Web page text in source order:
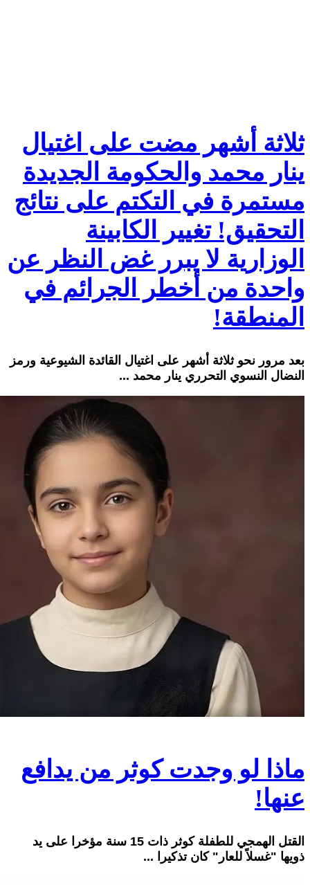
ثلاثة أشهر مضت على اغتيال
ينار محمد والحكومة الجديدة
مستمرة في التكتم على نتائج
التحقيق! تغيير الكابينة
الوزارية لا يبرر غض النظر عن
واحدة من أخطر الجرائم في
المنطقة!
بعد مرور نحو ثلاثة أشهر على اغتيال القائدة الشيوعية ورمز
النضال النسوي التحرري ينار محمد ...
ماذا لو وجدت كوثر من يدافع
عنها!
القتل الهمجي للطفلة كوثر ذات 15 سنة مؤخرا على يد
ذويها "غسلاً للعار" كان تذكيرا ...